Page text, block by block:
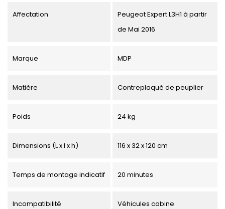
Affectation
Peugeot Expert L3H1 à partir
de Mai 2016
Marque MDP
Matière Contreplaqué de peuplier
Poids 24 kg
Dimensions (L x l x h) 116 x 32 x 120 cm
Temps de montage indicatif 20 minutes
Incompatibilité
Véhicules cabine